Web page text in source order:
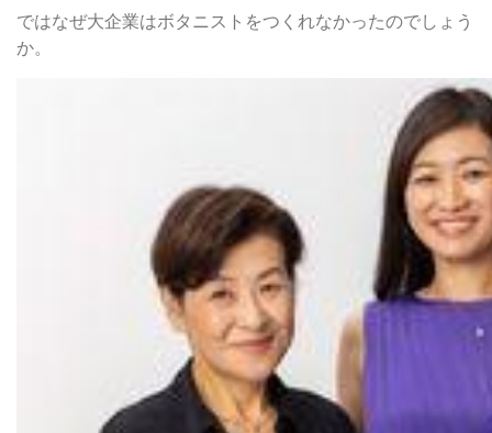
ではなぜ大企業はボタニストをつくれなかったのでしょう
か。